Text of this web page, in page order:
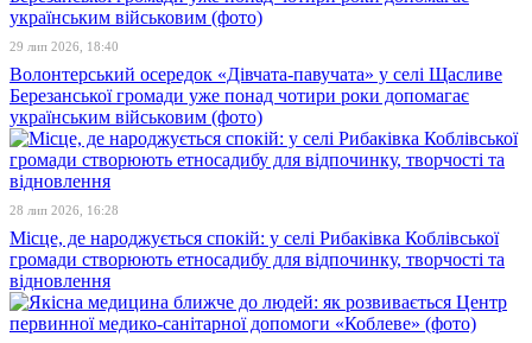
29 лип 2026, 18:40
Волонтерський осередок «Дівчата-павучата» у селі Щасливе
Березанської громади уже понад чотири роки допомагає
українським військовим (фото)
28 лип 2026, 16:28
Місце, де народжується спокій: у селі Рибаківка Коблівської
громади створюють етносадибу для відпочинку, творчості та
відновлення